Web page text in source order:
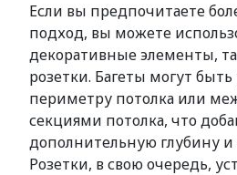
Если вы предпочитаете
подход, вы можете
декоративные элементы,
розетки. Багеты могут
периметру потолка или
секциями потолка, что
дополнительную глубину и
Розетки, в свою очередь,